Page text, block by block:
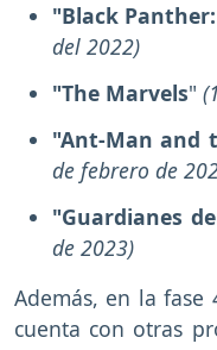
"Black
del 2022)
"The Marvels"
"Ant-Man and
de febrero de
"Guardianes
de 2023)
Además, en la fase
cuenta con otras